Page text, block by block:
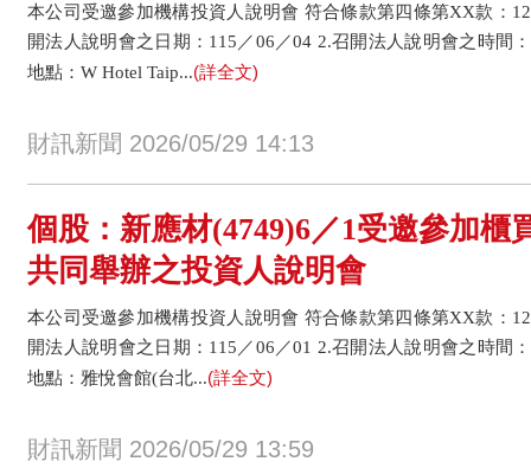
本公司受邀參加機構投資人說明會 符合條款第四條第XX款：
開法人說明會之日期：115／06／04 2.召開法人說明會之時間
地點：W Hotel Taip...(詳全文)
財訊新聞 2026/05/29 14:13
個股：新應材(4749)6／1受邀參加櫃
共同舉辦之投資人說明會
本公司受邀參加機構投資人說明會 符合條款第四條第XX款：
開法人說明會之日期：115／06／01 2.召開法人說明會之時間
地點：雅悅會館(台北...(詳全文)
財訊新聞 2026/05/29 13:59